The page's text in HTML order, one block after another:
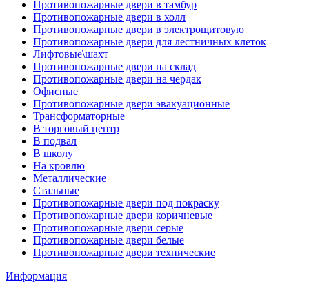
Противопожарные двери в тамбур
Противопожарные двери в холл
Противопожарные двери в электрощитовую
Противопожарные двери для лестничных клеток
Лифтовые\шахт
Противопожарные двери на склад
Противопожарные двери на чердак
Офисные
Противопожарные двери эвакуационные
Трансформаторные
В торговый центр
В подвал
В школу
На кровлю
Металлические
Стальные
Противопожарные двери под покраску
Противопожарные двери коричневые
Противопожарные двери серые
Противопожарные двери белые
Противопожарные двери технические
Информация